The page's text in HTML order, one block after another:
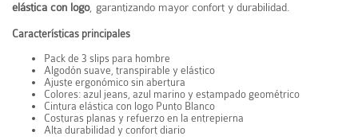
elástica con logo, garantizando mayor confort y durabilidad.
Características principales
Pack de 3 slips para hombre
Algodón suave, transpirable y elástico
Ajuste ergonómico sin abertura
Colores: azul jeans, azul marino y estampado geométrico
Cintura elástica con logo Punto Blanco
Costuras planas y refuerzo en la entrepierna
Alta durabilidad y confort diario